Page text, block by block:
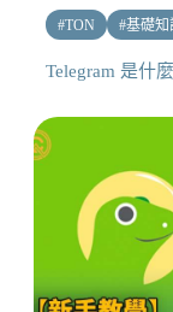
#TON #基礎知
Telegram 是什